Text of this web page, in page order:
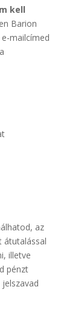
kell
Barion
mailcímed
az
átutalással
illetve
pénzt